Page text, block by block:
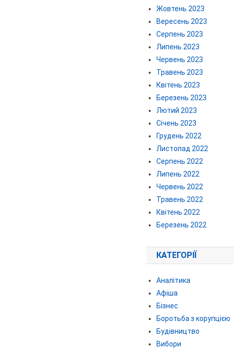
Жовтень 2023
Вересень 2023
Серпень 2023
Липень 2023
Червень 2023
Травень 2023
Квітень 2023
Березень 2023
Лютий 2023
Січень 2023
Грудень 2022
Листопад 2022
Серпень 2022
Липень 2022
Червень 2022
Травень 2022
Квітень 2022
Березень 2022
КАТЕГОРІЇ
Аналітика
Афіша
Бізнес
Боротьба з корупцією
Будівництво
Вибори